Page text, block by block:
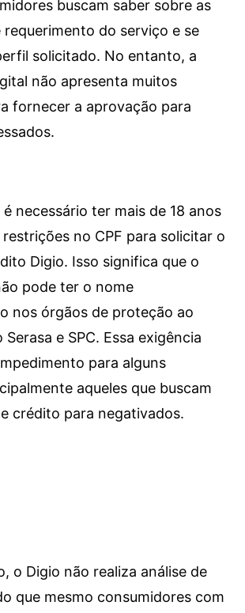
buscam saber sobre as
requerimento do serviço e se
solicitado. No entanto, a
não apresenta muitos
fornecer a aprovação para
necessário ter mais de 18 anos
no CPF para solicitar o
Digio. Isso significa que o
pode ter o nome
nos órgãos de proteção ao
e SPC. Essa exigência
para alguns
aqueles que buscam
crédito para negativados.
o Digio não realiza análise de
que mesmo consumidores com